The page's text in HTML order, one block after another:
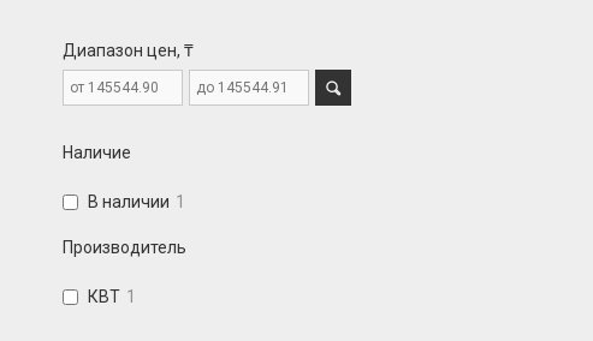
Диапазон цен, ₸
Наличие
В наличии 1
Производитель
КВТ 1